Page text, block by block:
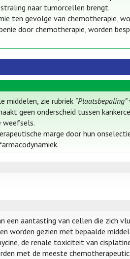
naar tumorcellen brengt.
ten gevolge van chemotherapie,
door chemotherapie, worden
middelen, zie rubriek “Plaatsbepaling”
geen onderscheid tussen
weefsels.
marge door hun
aantasting van cellen die zich
worden gezien met bepaalde
de renale toxiciteit van
met de meeste